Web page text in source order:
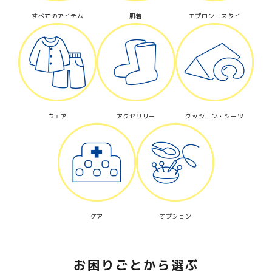
すべてのアイテム 肌着 エプロン・スタイ
ウェア アクセサリー クッション・シーツ
ケア オプション
お困りごとから選ぶ